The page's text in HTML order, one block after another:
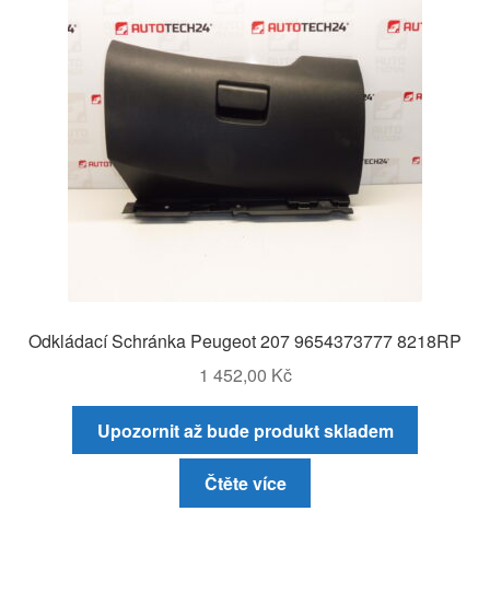
Odkládací Schránka Peugeot 207 9654373777 8218RP
1 452,00 Kč
Upozornit až bude produkt skladem
Čtěte více